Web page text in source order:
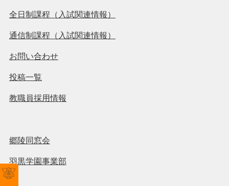
全日制課程（入試関連情報）
通信制課程（入試関連情報）
お問い合わせ
投稿一覧
教職員採用情報
郷陵同窓会
羽黒学園事業部